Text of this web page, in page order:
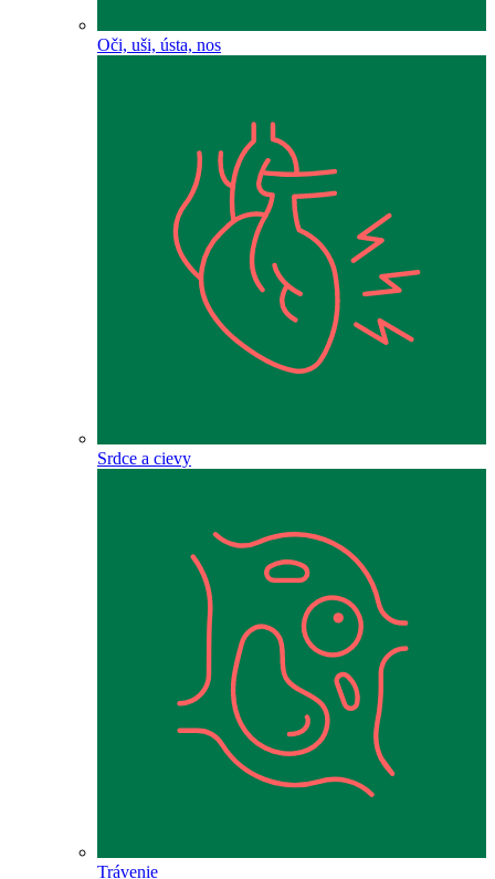
Oči, uši, ústa, nos
Srdce a cievy
Trávenie